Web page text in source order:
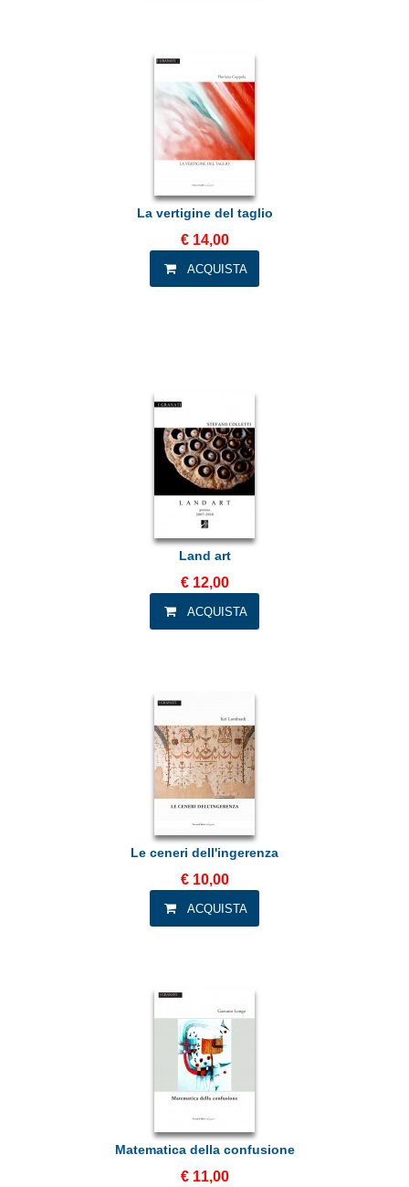
La vertigine del taglio
€ 14,00
Land art
€ 12,00
Le ceneri dell'ingerenza
€ 10,00
Matematica della confusione
€ 11,00